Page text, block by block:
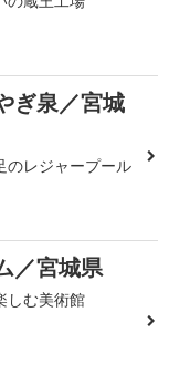
ぎ泉／宮城
のレジャープール
／宮城県
しむ美術館